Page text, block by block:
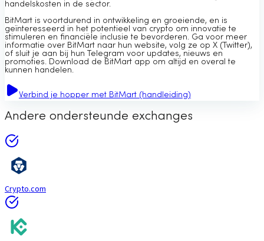
handelskosten in de sector.
BitMart is voortdurend in ontwikkeling en groeiende, en is
geïnteresseerd in het potentieel van crypto om innovatie te
stimuleren en financiële inclusie te bevorderen. Ga voor meer
informatie over BitMart naar hun website, volg ze op X (Twitter),
of sluit je aan bij hun Telegram voor updates, nieuws en
promoties. Download de BitMart app om altijd en overal te
kunnen handelen.
Verbind je hopper met BitMart (handleiding)
Andere ondersteunde exchanges
Crypto.com